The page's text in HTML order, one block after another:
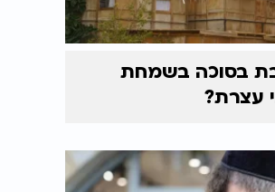
בסוכה בשמחת
עצרת?